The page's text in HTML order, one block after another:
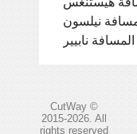
CutWay ©
2015-2026. All
rights reserved